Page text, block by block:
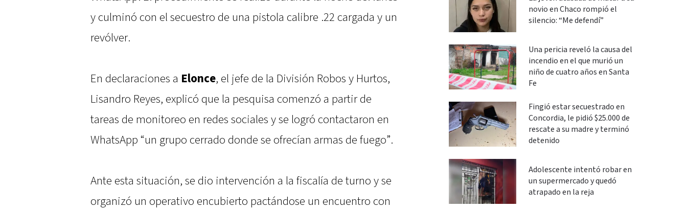
y culminó con el secuestro de una pistola calibre .22 cargada y un
revólver.
En declaraciones a Elonce, el jefe de la División Robos y Hurtos,
Lisandro Reyes, explicó que la pesquisa comenzó a partir de
tareas de monitoreo en redes sociales y se logró contactaron en
WhatsApp “un grupo cerrado donde se ofrecían armas de fuego”.
Ante esta situación, se dio intervención a la fiscalía de turno y se
organizó un operativo encubierto pactándose un encuentro con
novio en Chaco rompió el
silencio: “Me defendí”
Una pericia reveló la causa del
incendio en el que murió un
niño de cuatro años en Santa
Fe
Fingió estar secuestrado en
Concordia, le pidió $25.000 de
rescate a su madre y terminó
detenido
Adolescente intentó robar en
un supermercado y quedó
atrapado en la reja